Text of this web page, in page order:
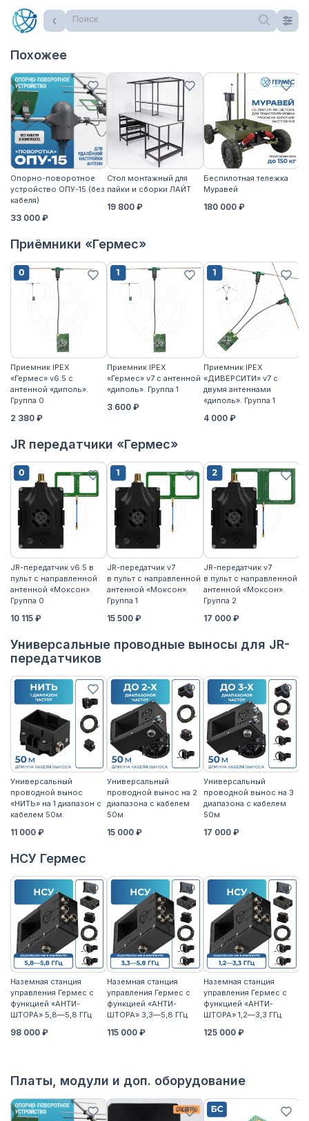
Поиск
Похожее
Опорно-поворотное
устройство ОПУ-15 (без
кабеля)
33 000 ₽
Стол монтажный для
пайки и сборки ЛАЙТ
19 800 ₽
Беспилотная тележка
Муравей
180 000 ₽
Приёмники «Гермес»
Приемник IPEX
«Гермес» v6.5 с
антенной «диполь».
Группа 0
2 380 ₽
Приемник IPEX
«Гермес» v7 с антенной
«диполь». Группа 1
3 600 ₽
Приемник IPEX
«ДИВЕРСИТИ» v7 с
двумя антеннами
«диполь». Группа 1
4 000 ₽
JR передатчики «Гермес»
JR-передатчик v6.5 в
пульт с направленной
антенной «Моксон».
Группа 0
10 115 ₽
JR-передатчик v7
в пульт с направленной
антенной «Моксон».
Группа 1
15 500 ₽
JR-передатчик v7
в пульт с направленной
антенной «Моксон».
Группа 2
17 000 ₽
Универсальные проводные выносы для JR-
передатчиков
Универсальный
проводной вынос
«НИТЬ» на 1 диапазон с
кабелем 50м.
11 000 ₽
Универсальный
проводной вынос на 2
диапазона с кабелем
50м
15 000 ₽
Универсальный
проводной вынос на 3
диапазона с кабелем
50м
17 000 ₽
НСУ Гермес
Наземная станция
управления Гермес с
функцией «АНТИ-
ШТОРА» 5,8—5,8 ГГц
98 000 ₽
Наземная станция
управления Гермес с
функцией «АНТИ-
ШТОРА» 3,3—5,8 ГГц
115 000 ₽
Наземная станция
управления Гермес с
функцией «АНТИ-
ШТОРА» 1,2—3,3 ГГц
125 000 ₽
Платы, модули и доп. оборудование